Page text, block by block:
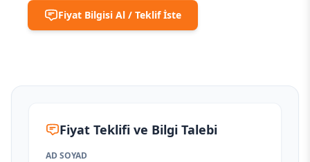
Fiyat Bilgisi Al / Teklif İste
Fiyat Teklifi ve Bilgi Talebi
AD SOYAD